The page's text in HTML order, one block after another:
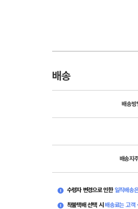
배송
배송방
배송지
수령자 변경으로 인한일직배송
착불택배 선택 시 배송료는 고